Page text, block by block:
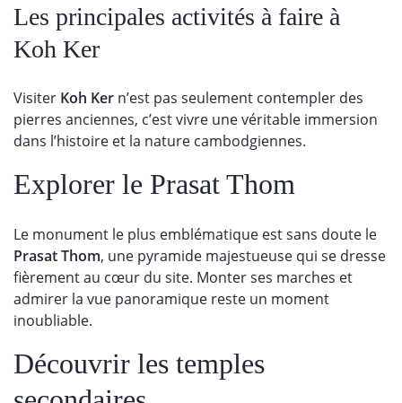
Les principales activités à faire à
Koh Ker
Visiter Koh Ker n’est pas seulement contempler des
pierres anciennes, c’est vivre une véritable immersion
dans l’histoire et la nature cambodgiennes.
Explorer le Prasat Thom
Le monument le plus emblématique est sans doute le
Prasat Thom, une pyramide majestueuse qui se dresse
fièrement au cœur du site. Monter ses marches et
admirer la vue panoramique reste un moment
inoubliable.
Découvrir les temples